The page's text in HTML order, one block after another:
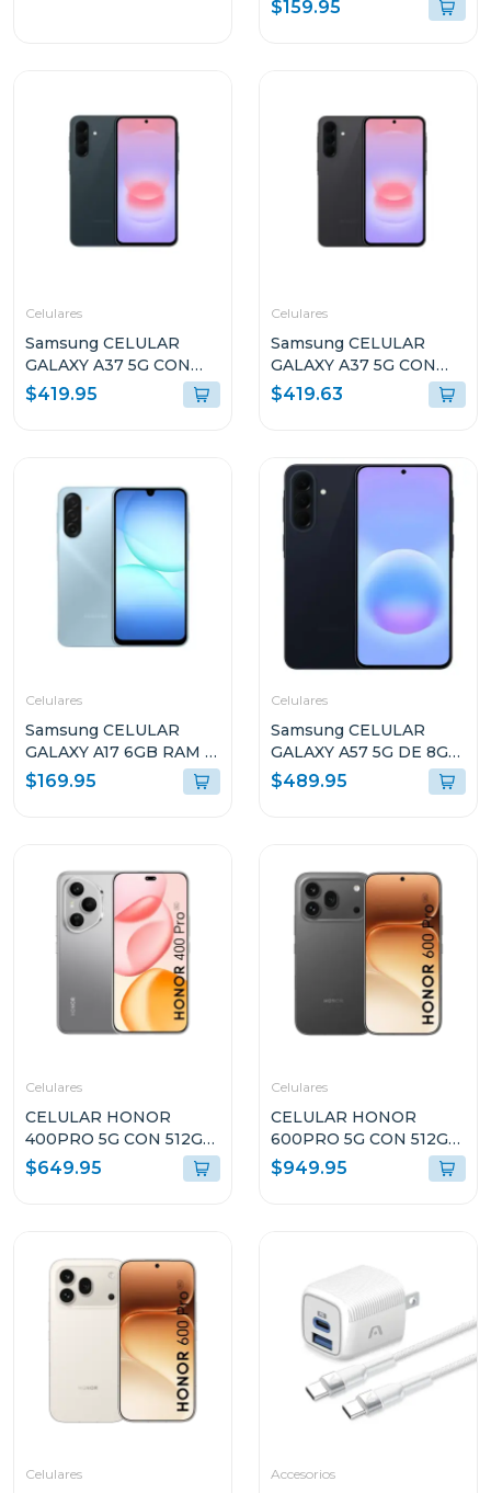
COLOR AZUL LUNAR
$159.95
Celulares
Samsung CELULAR
GALAXY A37 5G CON
8GB RAM Y 256GB
ALMACENAMIENTO
$419.95
Celulares
Samsung CELULAR
GALAXY A37 5G CON
8GB RAM Y 256GB
ALMACENAMIENTO
$419.63
Celulares
Samsung CELULAR
GALAXY A17 6GB RAM Y
128GB
ALMACENAMIENTO
$169.95
Celulares
Samsung CELULAR
GALAXY A57 5G DE 8GB
RAM Y 256GB
ALMACENAMIENTO
$489.95
Celulares
CELULAR HONOR
400PRO 5G CON 512GB
DE ALMACENAMIENTO
Y 12GB DE RAM GRIS
$649.95
Celulares
CELULAR HONOR
600PRO 5G CON 512GB
DE ALMACENAMIENTO
Y 12GB DE RAM COLOR
$949.95
Celulares Accesorios